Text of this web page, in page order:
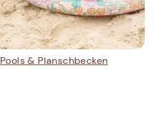
Pools & Planschbecken